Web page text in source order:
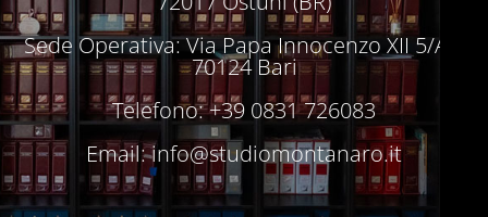
Sede Operativa: Via Papa Innocenzo XII 5/A –
70124 Bari
Telefono: +39 0831 726083
Email:info@studiomontanaro.it